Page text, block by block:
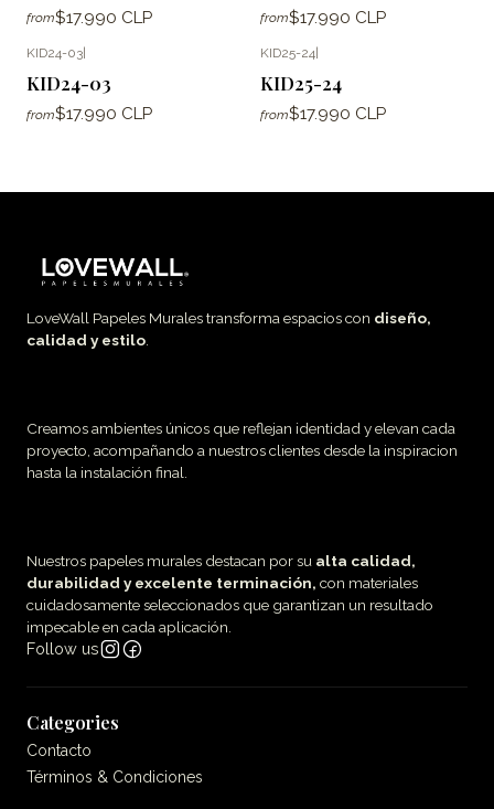
from$17.990 CLP from$17.990 CLP
KID24-03|
KID24-03
from$17.990 CLP
KID25-24|
KID25-24
from$17.990 CLP
LoveWall Papeles Murales transforma espacios con diseño,
calidad y estilo
Creamos ambientes únicos que reflejan identidad y elevan cada
proyecto, acompañando a nuestros clientes desde la inspiracion
hasta la instalación final.
Nuestros papeles murales destacan por su alta calidad,
durabilidad y excelente terminación, con materiales
cuidadosamente seleccionados que garantizan un resultado
impecable en cada aplicación.
Follow us
Categories
Contacto
Términos & Condiciones